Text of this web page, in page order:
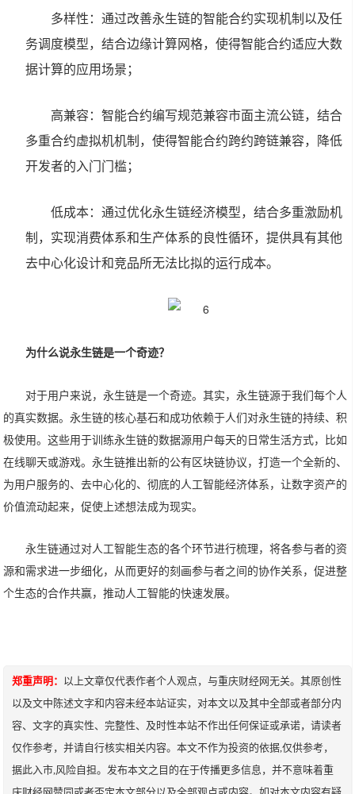
多样性：通过改善永生链的智能合约实现机制以及任
务调度模型，结合边缘计算网格，使得智能合约适应大数
据计算的应用场景；
高兼容：智能合约编写规范兼容市面主流公链，结合
多重合约虚拟机机制，使得智能合约跨约跨链兼容，降低
开发者的入门门槛；
低成本：通过优化永生链经济模型，结合多重激励机
制，实现消费体系和生产体系的良性循环，提供具有其他
去中心化设计和竞品所无法比拟的运行成本。
为什么说永生链是一个奇迹？
对于用户来说，永生链是一个奇迹。其实，永生链源于我们每个人
的真实数据。永生链的核心基石和成功依赖于人们对永生链的持续、积
极使用。这些用于训练永生链的数据源用户每天的日常生活方式，比如
在线聊天或游戏。永生链推出新的公有区块链协议，打造一个全新的、
为用户服务的、去中心化的、彻底的人工智能经济体系，让数字资产的
价值流动起来，促使上述想法成为现实。
永生链通过对人工智能生态的各个环节进行梳理，将各参与者的资
源和需求进一步细化，从而更好的刻画参与者之间的协作关系，促进整
个生态的合作共赢，推动人工智能的快速发展。
郑重声明：
以上文章仅代表作者个人观点，与重庆财经网无关。其原创性
以及文中陈述文字和内容未经本站证实，对本文以及其中全部或者部分内
容、文字的真实性、完整性、及时性本站不作出任何保证或承诺，请读者
仅作参考，并请自行核实相关内容。本文不作为投资的依据,仅供参考，
据此入市,风险自担。发布本文之目的在于传播更多信息，并不意味着重